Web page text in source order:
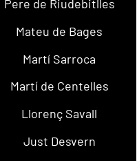
Pere de Riudebitlles
Mateu de Bages
Martí Sarroca
Martí de Centelles
Llorenç Savall
Just Desvern